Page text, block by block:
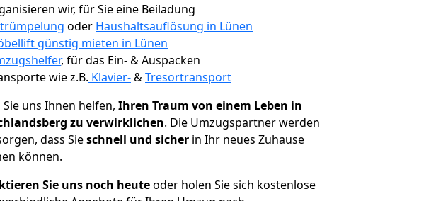
wir, für Sie eine Beiladung
oder Haushaltsauflösung in Lünen
günstig mieten in Lünen
, für das Ein- & Auspacken
wie z.B. Klavier-&Tresortransport
Sie uns Ihnen helfen, Ihren Traum von einem Leben in
zu verwirklichen. Die Umzugspartner werden
dass Sieschnell und sicher in Ihr neues Zuhause
können.
Sie uns noch heuteoder holen Sie sich kostenlose